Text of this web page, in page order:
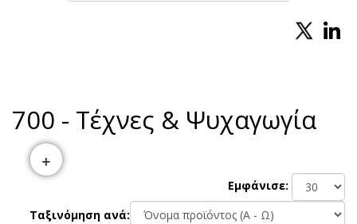
700 - Τέχνες & Ψυχαγωγία
Εμφάνισε:
Ταξινόμηση ανά:
+